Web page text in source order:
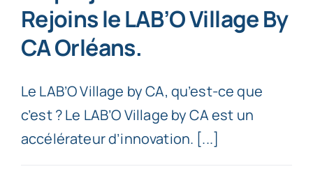
Rejoins le LAB’O Village By
CA Orléans.
Le LAB’O Village by CA, qu’est-ce que
c’est ? Le LAB’O Village by CA est un
accélérateur d’innovation. [...]